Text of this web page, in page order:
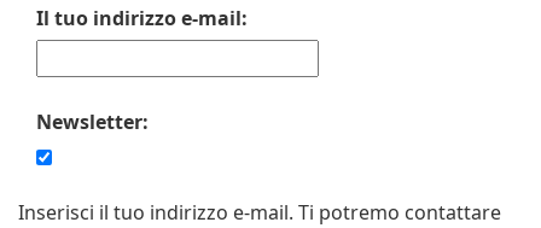
Il tuo indirizzo e-mail:
Newsletter:
Inserisci il tuo indirizzo e-mail. Ti potremo contattare